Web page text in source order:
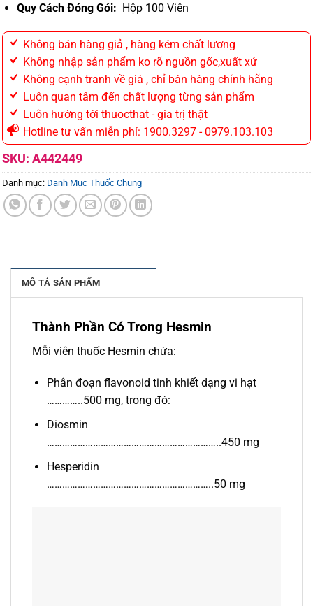
Quy Cách Đóng Gói: Hộp 100 Viên
Không bán hàng giả , hàng kém chất lương
Không nhập sản phẩm ko rõ nguồn gốc,xuất xứ
Không cạnh tranh về giá , chỉ bán hàng chính hãng
Luôn quan tâm đến chất lượng từng sản phẩm
Luôn hướng tới thuocthat - gia trị thật
Hotline tư vấn miễn phí: 1900.3297 - 0979.103.103
SKU: A442449
Danh mục: Danh Mục Thuốc Chung
MÔ TẢ SẢN PHẨM
Thành Phần Có Trong Hesmin
Mỗi viên thuốc Hesmin chứa:
Phân đoạn flavonoid tinh khiết dạng vi hạt
…………..500 mg, trong đó:
Diosmin
…………………………………………………………..450 mg
Hesperidin
………………………………………………………..50 mg